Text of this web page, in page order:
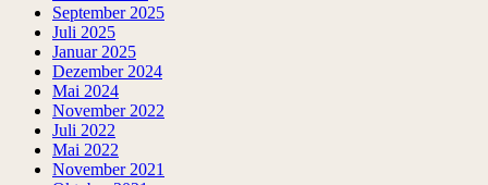
September 2025
Juli 2025
Januar 2025
Dezember 2024
Mai 2024
November 2022
Juli 2022
Mai 2022
November 2021